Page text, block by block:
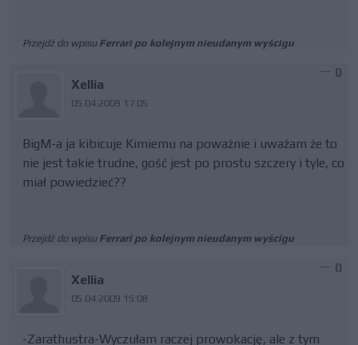
Przejdź do wpisu Ferrari po kolejnym nieudanym wyścigu
Xellia
05.04.2009 17:05
0
BigM-a ja kibicuje Kimiemu na poważnie i uważam że to
nie jest takie trudne, gość jest po prostu szczery i tyle, co
miał powiedzieć??
Przejdź do wpisu Ferrari po kolejnym nieudanym wyścigu
Xellia
05.04.2009 15:08
0
-Zarathustra-Wyczułam raczej prowokację, ale z tym